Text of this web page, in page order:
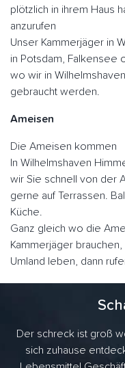
plötzlich in ihrem Haus
anzurufen
Unser Kammerjäger in
in Potsdam, Falkensee
wo wir in
gebraucht werden.
Ameisen
Die Ameisen kommen
In Wilhelmshaven
wir Sie schnell von der
gerne auf Terrassen.
Küche.
Ganz gleich wo die
Kammerjäger
Umland leben, dann
Der schreck ist groß
sich zuhause